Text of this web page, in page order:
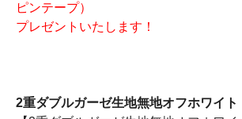
ピンテープ）
プレゼントいたします！
2重ダブルガーゼ生地無地オフホワイト